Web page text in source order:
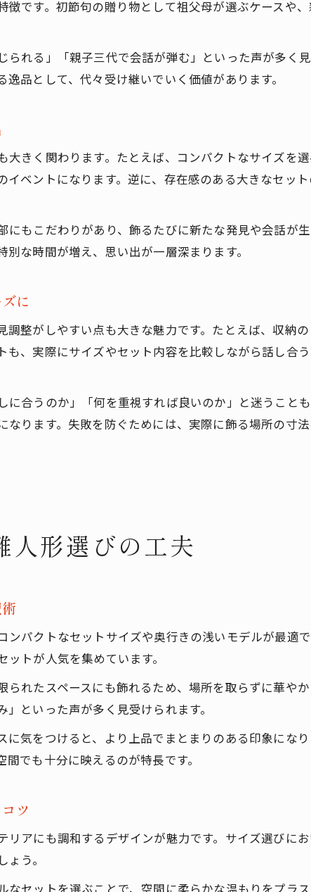
の雛人形サイズが休日のひとときを彩る理由
い春蔵の雛人形サイズ比較方法
の雛人形サイズ比較で後悔しない選び方
の雛人形サイズ選びでよくある失敗例と対策
の雛人形サイズの口コミを活かす比較ポイント
の雛人形サイズが合わない場合の解決策
です。初節句の贈り物として祖父母が選ぶケースや
れる」「親子三代で会話が弾む」といった声が多く
品として、代々受け継いでいく価値があります。
きく関わります。たとえば、コンパクトなサイズを
ベントになります。逆に、存在感のある大きなセッ
もこだわりがあり、飾るたびに新たな発見や会話が
な時間が増え、思い出が一層深まります。
に
整がしやすい点も大きな魅力です。たとえば、収納
、実際にサイズやセット内容を比較しながら話し合
合うのか」「何を重視すれば良いのか」と迷うこと
ります。失敗を防ぐためには、実際に飾る場所の寸
人形選びの工夫
パクトなセットサイズや奥行きの浅いモデルが最適
トが人気を集めています。
れたスペースにも飾れるため、場所を取らずに華や
といった声が多く見受けられます。
気をつけると、より上品でまとまりのある印象にな
でも十分に映えるのが特長です。
ツ
アにも調和するデザインが魅力です。サイズ選びに
う。
セットを選ぶことで、空間に柔らかな温もりをプラ